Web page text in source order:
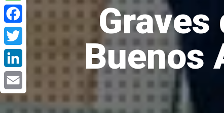
Buenos
WhatsApp
Facebook
Twitter
LinkedIn